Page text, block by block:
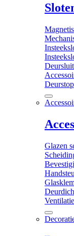
Glazen